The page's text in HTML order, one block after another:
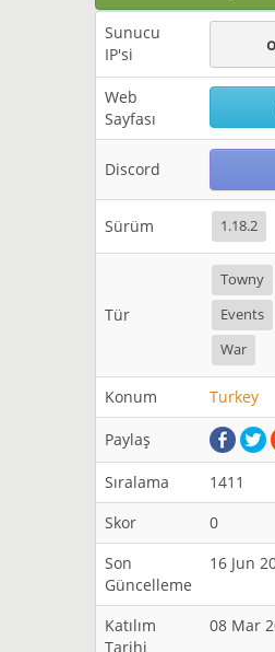
Sunucu
IP'si
Web
Sayfası
Discord
Sürüm 1.18.2
Tür
Towny
Events
War
Konum Turkey
Paylaş
Sıralama
1411
Skor
0
Son
Güncelleme
16 Jun
Katılım
Tarihi
08 Mar